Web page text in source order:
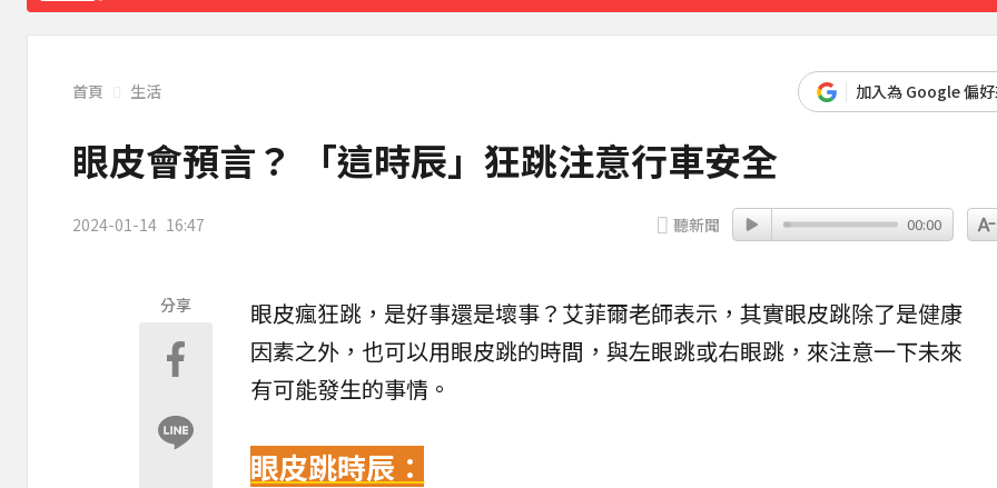
《理財達人秀》X 安聯投信免費講座報名中！搶先卡位 2027
首頁 生活 加入為 Google 偏
眼皮會預言？ 「這時辰」狂跳注意行車安全
2024-01-14 16:47 聽新聞 00:00
分享 眼皮瘋狂跳，是好事還是壞事？艾菲爾老師表示，其實眼皮跳除了是健康
因素之外，也可以用眼皮跳的時間，與左眼跳或右眼跳，來注意一下未來
有可能發生的事情。
眼皮跳時辰：